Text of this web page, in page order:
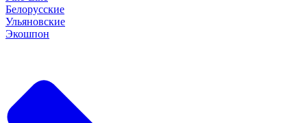
Белорусские
Ульяновские
Экошпон